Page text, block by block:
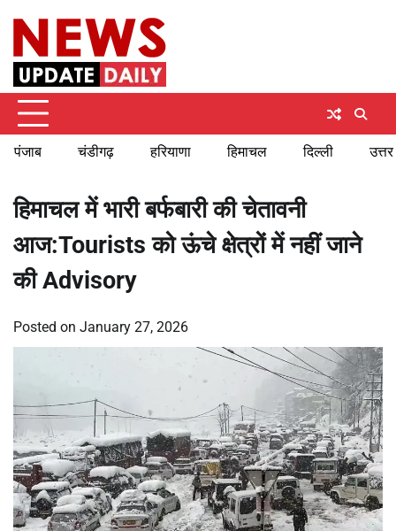
content
पंजाब चंडीगढ़ हरियाणा हिमाचल दिल्ली
हिमाचल में भारी बर्फबारी की चेतावनी
आज:Tourists को ऊंचे क्षेत्रों में नहीं जाने
की Advisory
Posted on January 27, 2026